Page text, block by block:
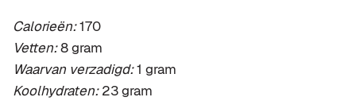
Calorieën:170
Vetten:8 gram
Waarvan verzadigd:1 gram
Koolhydraten:23 gram